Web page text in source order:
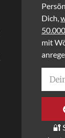
Dich,
mit
🔐